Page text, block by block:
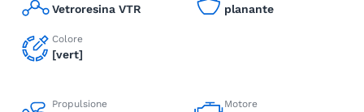
Vetroresina VTR planante
Colore
[vert]
Propulsione Motore